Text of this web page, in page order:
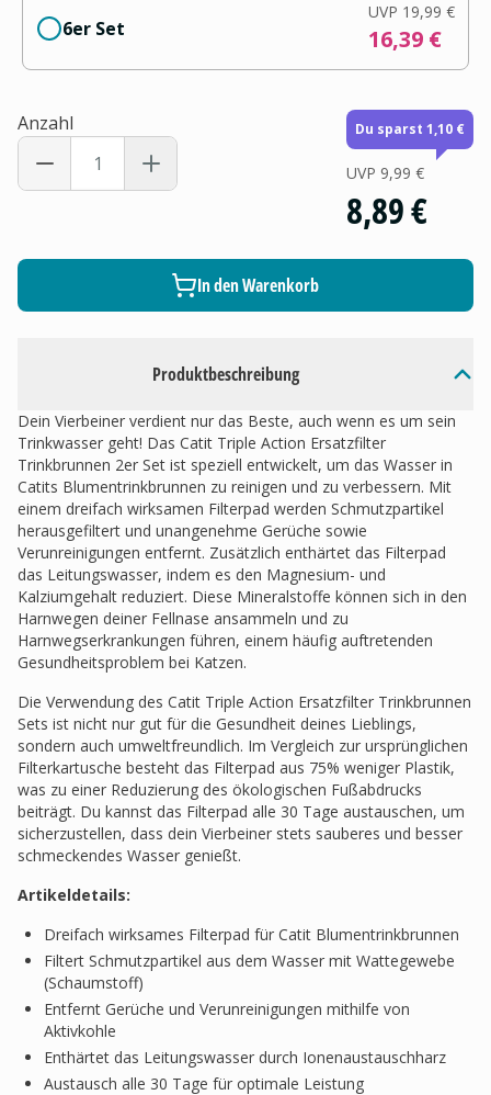
Produktbeschreibung
Dein Vierbeiner verdient nur das Beste, auch wenn es um sein
Trinkwasser geht! Das Catit Triple Action Ersatzfilter
Trinkbrunnen 2er Set ist speziell entwickelt, um das Wasser in
Catits Blumentrinkbrunnen zu reinigen und zu verbessern. Mit
einem dreifach wirksamen Filterpad werden Schmutzpartikel
herausgefiltert und unangenehme Gerüche sowie
Verunreinigungen entfernt. Zusätzlich enthärtet das Filterpad
das Leitungswasser, indem es den Magnesium- und
Kalziumgehalt reduziert. Diese Mineralstoffe können sich in den
Harnwegen deiner Fellnase ansammeln und zu
Harnwegserkrankungen führen, einem häufig auftretenden
Gesundheitsproblem bei Katzen.
Die Verwendung des Catit Triple Action Ersatzfilter Trinkbrunnen
Sets ist nicht nur gut für die Gesundheit deines Lieblings,
sondern auch umweltfreundlich. Im Vergleich zur ursprünglichen
Filterkartusche besteht das Filterpad aus 75% weniger Plastik,
was zu einer Reduzierung des ökologischen Fußabdrucks
beiträgt. Du kannst das Filterpad alle 30 Tage austauschen, um
sicherzustellen, dass dein Vierbeiner stets sauberes und besser
schmeckendes Wasser genießt.
Artikeldetails:
Dreifach wirksames Filterpad für Catit Blumentrinkbrunnen
Filtert Schmutzpartikel aus dem Wasser mit Wattegewebe
(Schaumstoff)
Entfernt Gerüche und Verunreinigungen mithilfe von
Aktivkohle
Enthärtet das Leitungswasser durch Ionenaustauschharz
Austausch alle 30 Tage für optimale Leistung
6er Set
UVP 19,99 €
16,39 €
Anzahl Du sparst 1,10 €
UVP 9,99 €
8,89 €
In den Warenkorb